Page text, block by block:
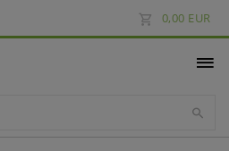
0,00 EUR